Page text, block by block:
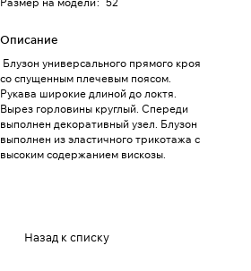
Описание
Блузон универсального прямого кроя
со спущенным плечевым поясом.
Рукава широкие длиной до локтя.
Вырез горловины круглый. Спереди
выполнен декоративный узел. Блузон
выполнен из эластичного трикотажа с
высоким содержанием вискозы.
Назад к списку